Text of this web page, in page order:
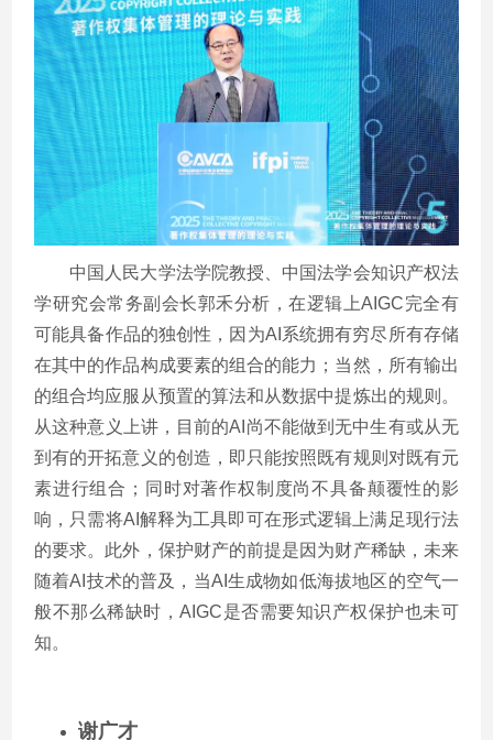
中国人民大学法学院教授、中国法学会知识产权法
学研究会常务副会长郭禾分析，在逻辑上AIGC完全有
可能具备作品的独创性，因为AI 系统拥有穷尽所有存储
在其中的作品构成要素的组合的能力；当然，所有输出
的组合均应服从预置的算法和从数据中提炼出的规则。
从这种意义上讲，目前的AI 尚不能做到无中生有或从无
到有的开拓意义的创造，即只能按照既有规则对既有元
素进行组合；同时对著作权制度尚不具备颠覆性的影
响，只需将AI 解释为工具即可在形式逻辑上满足现行法
的要求。此外，保护财产的前提是因为财产稀缺，未来
随着AI 技术的普及，当AI 生成物如低海拔地区的空气一
般不那么稀缺时，AIGC是否需要知识产权保护也未可
知。
谢广才